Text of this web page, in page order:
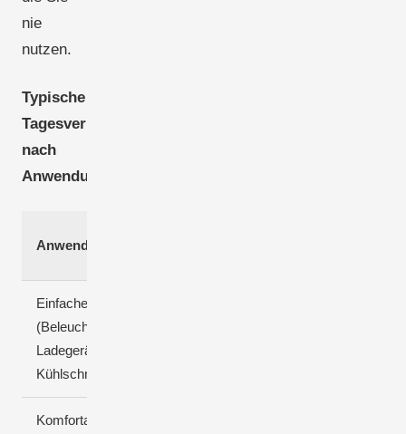
nie
nutzen.
Typische
Tagesverbräuche
nach
Anwendungsfall:
Anwendungsfall
Einfache Berghütte
(Beleuchtung,
Ladegeräte, kleiner
Kühlschrank)
Komfortables